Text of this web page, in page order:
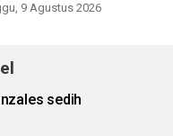
9 Agustus 2026
sedih